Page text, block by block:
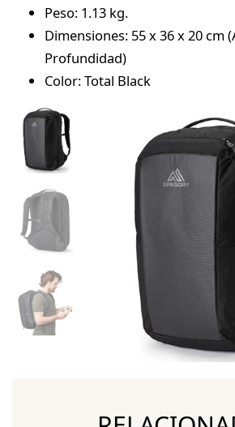
Peso: 1.13 kg.
Dimensiones: 55 x 36 x 20 cm
Profundidad)
Color: Total Black